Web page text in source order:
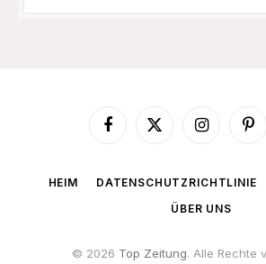
Facebook
X
Instagram
HEIM DATENSCHUTZRICHTLINIE
ÜBER UNS
© 2026 Top Zeitung. Alle Rechte